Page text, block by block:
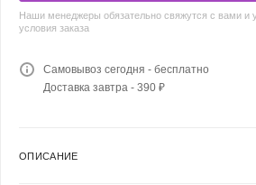
Наши менеджеры обязательно свяжутся с вами и
условия заказа
Самовывоз сегодня - бесплатно
Доставка завтра - 390 ₽
ОПИСАНИЕ